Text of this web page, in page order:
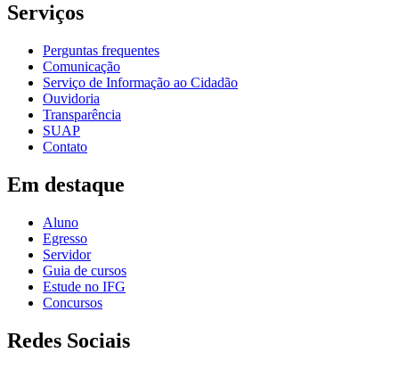
Serviços
Perguntas frequentes
Comunicação
Serviço de Informação ao Cidadão
Ouvidoria
Transparência
SUAP
Contato
Em destaque
Aluno
Egresso
Servidor
Guia de cursos
Estude no IFG
Concursos
Redes Sociais